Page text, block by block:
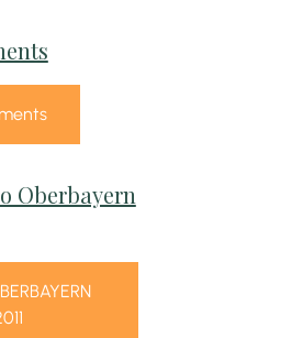
Oberbayern